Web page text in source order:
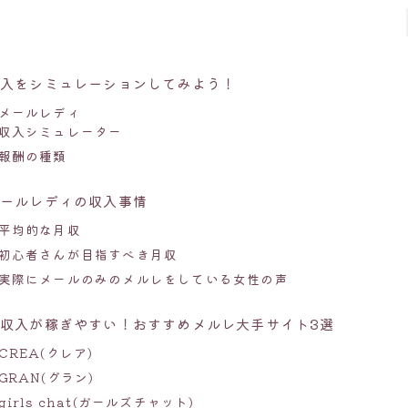
をシミュレーションしてみよう！
ールレディ
入シミュレーター
酬の種類
ルレディの収入事情
均的な月収
心者さんが目指すべき月収
際にメールのみのメルレをしている女性の声
入が稼ぎやすい！おすすめメルレ大手サイト3選
クレア)
グラン)
chat(ガールズチャット)